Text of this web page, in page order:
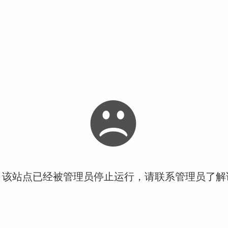
站点已经被管理员停止运行，请联系管理员了